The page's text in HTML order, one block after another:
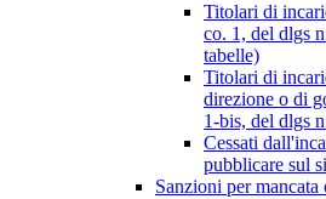
Titolari di
co. 1, del dlgs
tabelle)
Titolari di
direzione o di
1-bis, del dlgs
Cessati
pubblicare sul
Sanzioni per